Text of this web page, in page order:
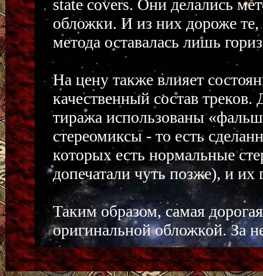
state covers. Они делались
обложки. И из них дороже
метода оставалась лишь
На цену также влияет
качественный состав
тиража использованы
стереомиксы - то есть
которых есть нормальные
допечатали чуть позже), и их
Таким образом, самая
оригинальной обложкой. За